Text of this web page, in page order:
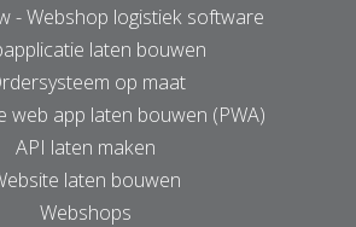
- Webshop logistiek software
laten bouwen
op maat
web app laten bouwen (PWA)
API laten maken
laten bouwen
Webshops